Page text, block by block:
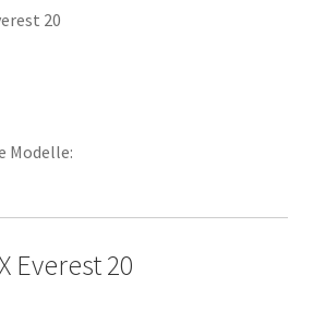
20
Modelle:
Everest 20